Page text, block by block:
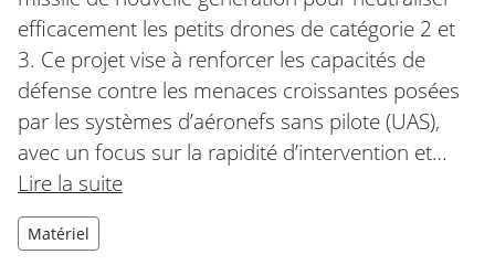
efficacement les petits drones de catégorie 2 et
3. Ce projet vise à renforcer les capacités de
défense contre les menaces croissantes posées
par les systèmes d’aéronefs sans pilote (UAS),
avec un focus sur la rapidité d’intervention et…
Lire la suite
Matériel